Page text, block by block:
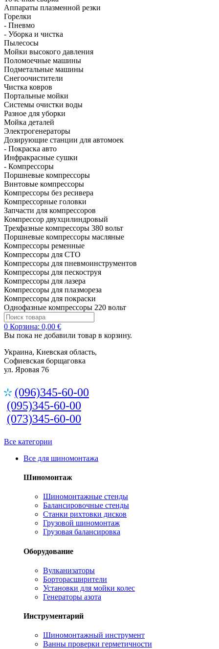
Аппараты плазменной резки
Горелки
- Пневмо
- Уборка и чистка
Пылесосы
Мойки высокого давления
Поломоечные машины
Подметальные машины
Снегоочистители
Чистка ковров
Портальные мойки
Системы очистки воды
Разное для уборки
Мойка деталей
Электрогенераторы
Дозирующие станции для автомоек
- Покраска авто
Инфракрасные сушки
- Компрессоры
Поршневые компрессоры
Винтовые компрессоры
Компрессоры без ресивера
Компрессорные головки
Запчасти для компрессоров
Компрессор двухцилиндровый
Трехфазные компрессоры 380 вольт
Поршневые компрессоры масляные
Компрессоры ременные
Компрессоры для СТО
Компрессоры для пневмоинструментов
Компрессоры для пескоструя
Компрессоры для лазера
Компрессоры для плазмореза
Компрессоры для покраски
Однофазные компрессоры 220 вольт
0 Корзина: 0,00 €
Вы пока не добавили товар в корзину.
Украина, Киевская область,
Софиевская борщаговка
ул. Яровая 76
(096)345-60-00
(095)345-60-00
(073)345-60-00
Все категории
Все для шиномонтажа
Шиномонтаж
Шиномонтажные стенды
Балансировочные стенды
Станки рихтовки дисков
Грузовой шиномонтаж
Грузовая балансировка
Оборудование
Вулканизаторы
Борторасширители
Установки для мойки колес
Генераторы азота
Инструментарий
Шиномонтажный инструмент
Ванны проверки герметичности